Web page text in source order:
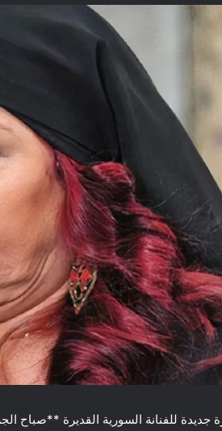
جديدة للفنانة السورية القديرة **صباح